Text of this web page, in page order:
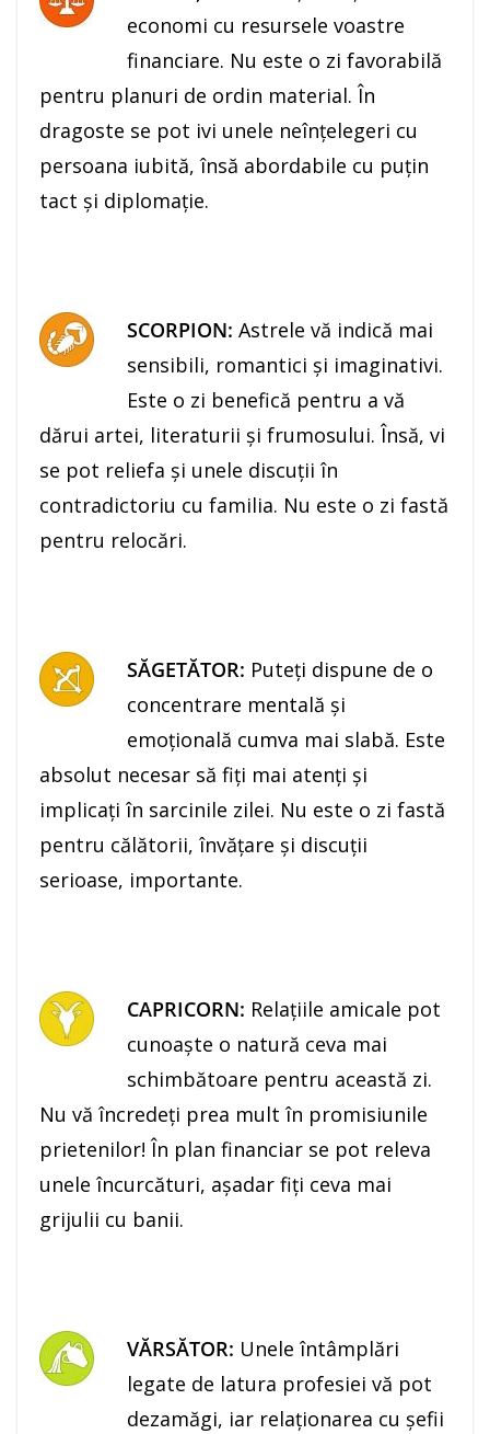
economi cu resursele voastre
financiare. Nu este o zi favorabilă
pentru planuri de ordin material. În
dragoste se pot ivi unele neînţelegeri cu
persoana iubită, însă abordabile cu puţin
tact și diplomație.
SCORPION: Astrele vă indică mai
sensibili, romantici şi imaginativi.
Este o zi benefică pentru a vă
dărui artei, literaturii şi frumosului. Însă, vi
se pot reliefa și unele discuţii în
contradictoriu cu familia. Nu este o zi fastă
pentru relocări.
SĂGETĂTOR: Puteți dispune de o
concentrare mentală şi
emoţională cumva mai slabă. Este
absolut necesar să fiţi mai atenţi şi
implicaţi în sarcinile zilei. Nu este o zi fastă
pentru călătorii, învăţare şi discuţii
serioase, importante.
CAPRICORN: Relaţiile amicale pot
cunoaşte o natură ceva mai
schimbătoare pentru această zi.
Nu vă încredeţi prea mult în promisiunile
prietenilor! În plan financiar se pot releva
unele încurcături, aşadar fiţi ceva mai
grijulii cu banii.
VĂRSĂTOR: Unele întâmplări
legate de latura profesiei vă pot
dezamăgi, iar relaţionarea cu şefii